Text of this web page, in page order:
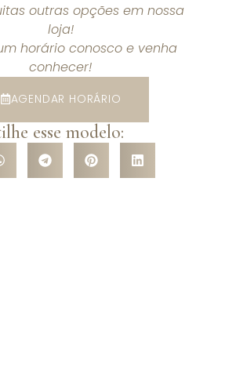
outras opções em nossa
loja!
horário conosco e venha
conhecer!
AGENDAR HORÁRIO
esse modelo: